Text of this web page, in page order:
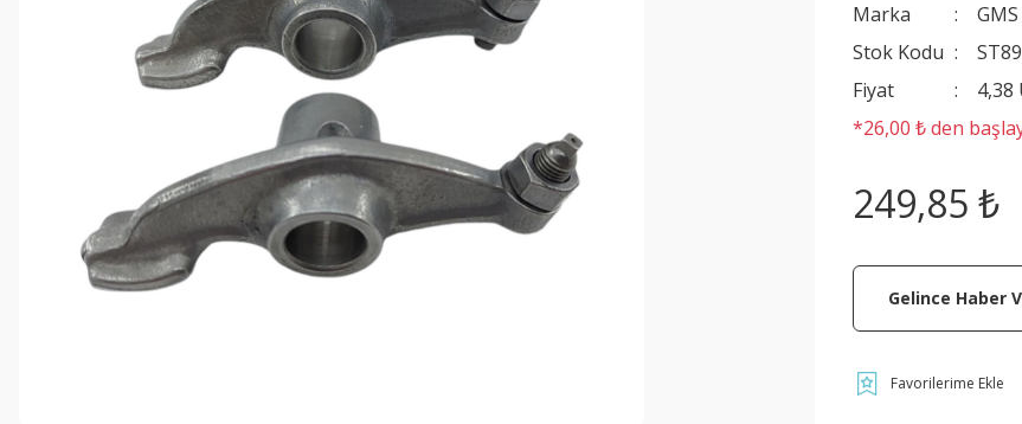
Marka
GMS
Stok Kodu
Fiyat
4,38
*26,00 ₺ den
249,85 ₺
Gelince Haber